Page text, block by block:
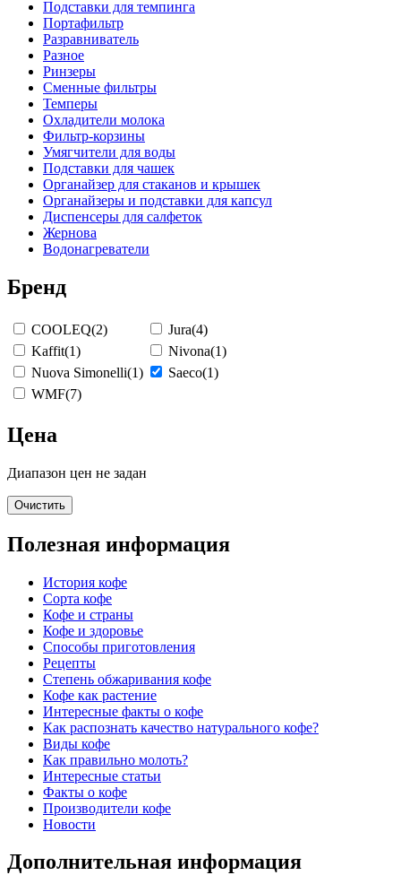
Подставки для темпинга
Портафильтр
Разравниватель
Разное
Ринзеры
Сменные фильтры
Темперы
Охладители молока
Фильтр-корзины
Умягчители для воды
Подставки для чашек
Органайзер для стаканов и крышек
Органайзеры и подставки для капсул
Диспенсеры для салфеток
Жернова
Водонагреватели
Бренд
COOLEQ(2) Jura(4)
Kaffit(1) Nivona(1)
Nuova Simonelli(1) Saeco(1)
WMF(7)
Цена
Диапазон цен не задан
Очистить
Полезная информация
История кофе
Сорта кофе
Кофе и страны
Кофе и здоровье
Способы приготовления
Рецепты
Степень обжаривания кофе
Кофе как растение
Интересные факты о кофе
Как распознать качество натурального кофе?
Виды кофе
Как правильно молоть?
Интересные статьи
Факты о кофе
Производители кофе
Новости
Дополнительная информация